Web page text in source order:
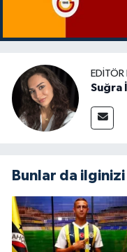
Suğra
Bunlar da